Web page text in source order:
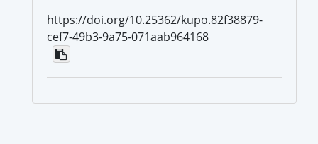
https://doi.org/10.25362/kupo.82f38879-
cef7-49b3-9a75-071aab964168